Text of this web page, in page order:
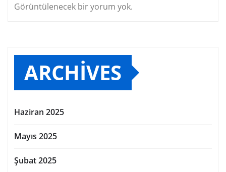
Görüntülenecek bir yorum yok.
ARCHIVES
Haziran 2025
Mayıs 2025
Şubat 2025